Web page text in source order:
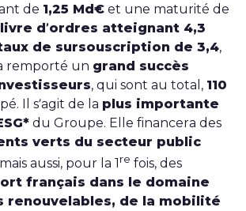
de 1,25 Md€ et une maturité de
livre d’ordres atteignant 4,3
de sursouscription de 3,4,
remporté un grand succès
, qui sont au total, 110
Il s’agit de la plus importante
du Groupe. Elle financera des
verts du secteur public
aussi, pour la 1re fois, des
français dans le domaine
renouvelables, de la mobilité